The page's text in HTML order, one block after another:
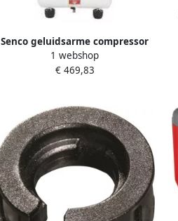
Senco geluidsarme compressor
AC12810 AFN0026
1 webshop
€ 469,83